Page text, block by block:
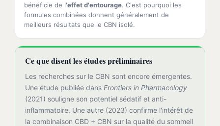
bénéficie de l'effet d'entourage. C'est pourquoi les
formules combinées donnent généralement de
meilleurs résultats que le CBN isolé.
Ce que disent les études préliminaires
Les recherches sur le CBN sont encore émergentes.
Une étude publiée dans Frontiers in Pharmacology
(2021) souligne son potentiel sédatif et anti-
inflammatoire. Une autre (2023) confirme l'intérêt de
la combinaison CBD + CBN sur la qualité du sommeil